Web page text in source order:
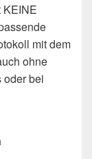
KEINE
mit dem
ohne
oder bei